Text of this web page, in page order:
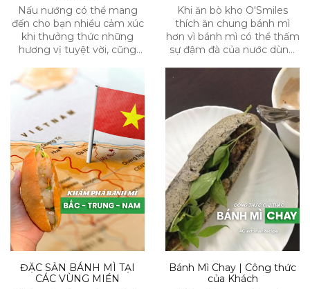
Nấu nướng có thể mang
đến cho bạn nhiều cảm xúc
khi thưởng thức những
hương vị tuyệt vời, cũng
tạo. Việc nấu ăn tại chính
căn bếp của mình sẽ giúp
bạn thư giãn hoàn toàn và
hưởng thụ trọn vẹn từng
giai đoạn nấu nướng.
Khi ăn bò kho O'Smiles
thích ăn chung bánh mì
hơn vì bánh mì có thể thấm
sự đậm đà của nước dùng
ĐẶC SẢN BÁNH MÌ TẠI
CÁC VÙNG MIỀN
Bánh Mì Chay | Công thức
của Khách